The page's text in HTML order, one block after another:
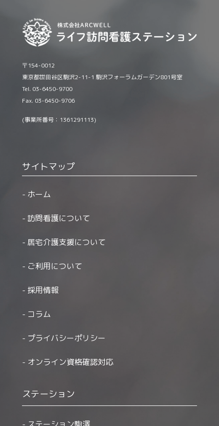
〒154-0012
東京都世田谷区駒沢2-11-1 駒沢フォーラムガーデン801号室
Tel. 03-6450-9700
Fax. 03-6450-9706
(事業所番号：1361291113)
サイトマップ
ホーム
訪問看護について
居宅介護支援について
ご利用について
採用情報
コラム
プライバシーポリシー
オンライン資格確認対応
ステーション